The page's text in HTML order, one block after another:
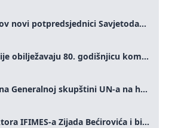
Abazović i Norov novi potpredsjednici Savjetodavnog odbora IFIMES-a
Ujedinjene nacije obilježavaju 80. godišnjicu komemoracijom na visokom nivou: Eileen Dong predstavlja IFIMES u oblasti ženskog liderstva, unapređenja mira, pravde, rodne ravnopravnosti i održivog razvoja
IFIMES poziva na Generalnoj skupštini UN-a na hitna ulaganja u mentalno zdravlje i sisteme njege proširene umjetnom inteligencijom
Sastanak direktora IFIMES-a Zijada Bećirovića i bivšeg premijera Crne Gore Dritana Abazovića